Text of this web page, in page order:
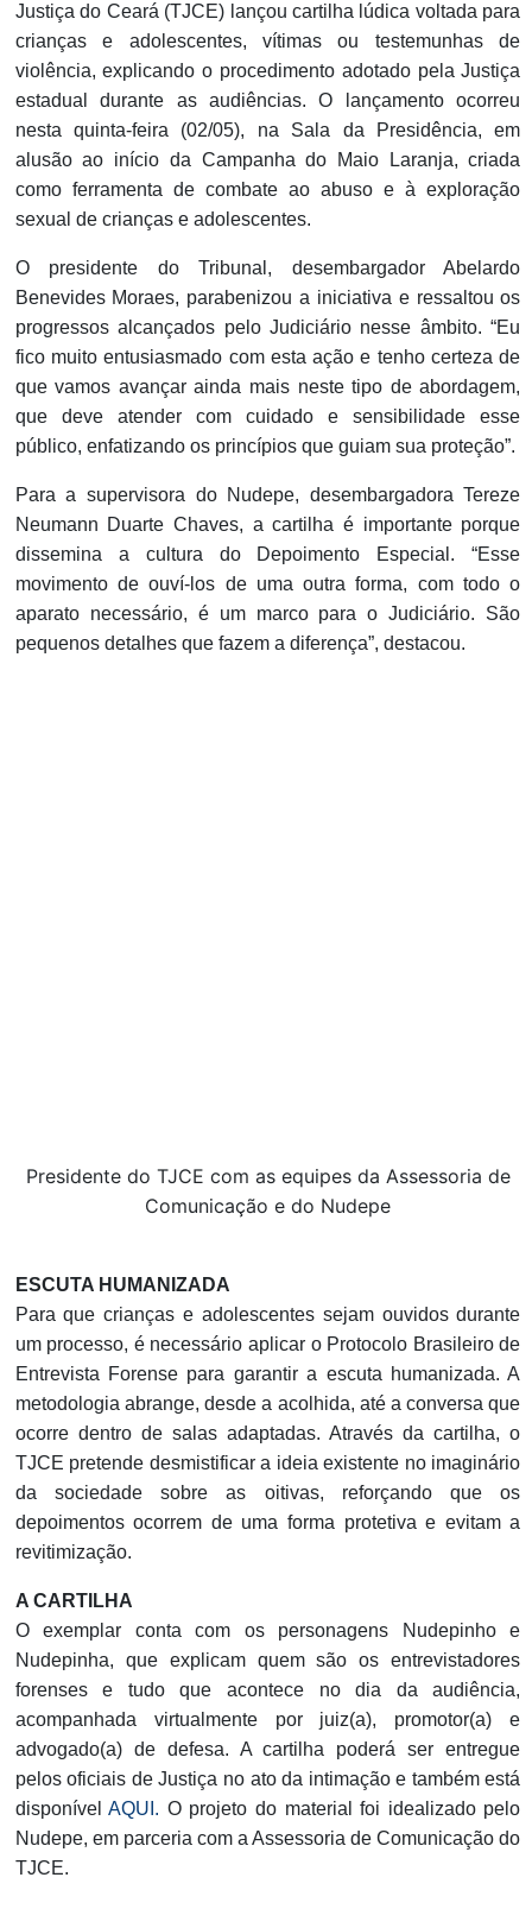
Justiça do Ceará (TJCE) lançou cartilha lúdica voltada para
crianças e adolescentes, vítimas ou testemunhas de
violência, explicando o procedimento adotado pela Justiça
estadual durante as audiências. O lançamento ocorreu
nesta quinta-feira (02/05), na Sala da Presidência, em
alusão ao início da Campanha do Maio Laranja, criada
como ferramenta de combate ao abuso e à exploração
sexual de crianças e adolescentes.
O presidente do Tribunal, desembargador Abelardo
Benevides Moraes, parabenizou a iniciativa e ressaltou os
progressos alcançados pelo Judiciário nesse âmbito. “Eu
fico muito entusiasmado com esta ação e tenho certeza de
que vamos avançar ainda mais neste tipo de abordagem,
que deve atender com cuidado e sensibilidade esse
público, enfatizando os princípios que guiam sua proteção”.
Para a supervisora do Nudepe, desembargadora Tereze
Neumann Duarte Chaves, a cartilha é importante porque
dissemina a cultura do Depoimento Especial. “Esse
movimento de ouví-los de uma outra forma, com todo o
aparato necessário, é um marco para o Judiciário. São
pequenos detalhes que fazem a diferença”, destacou.
Presidente do TJCE com as equipes da Assessoria de
Comunicação e do Nudepe
ESCUTA HUMANIZADA
Para que crianças e adolescentes sejam ouvidos durante
um processo, é necessário aplicar o Protocolo Brasileiro de
Entrevista Forense para garantir a escuta humanizada. A
metodologia abrange, desde a acolhida, até a conversa que
ocorre dentro de salas adaptadas. Através da cartilha, o
TJCE pretende desmistificar a ideia existente no imaginário
da sociedade sobre as oitivas, reforçando que os
depoimentos ocorrem de uma forma protetiva e evitam a
revitimização.
A CARTILHA
O exemplar conta com os personagens Nudepinho e
Nudepinha, que explicam quem são os entrevistadores
forenses e tudo que acontece no dia da audiência,
acompanhada virtualmente por juiz(a), promotor(a) e
advogado(a) de defesa. A cartilha poderá ser entregue
pelos oficiais de Justiça no ato da intimação e também está
disponívelAQUI. O projeto do material foi idealizado pelo
Nudepe, em parceria com a Assessoria de Comunicação do
TJCE.